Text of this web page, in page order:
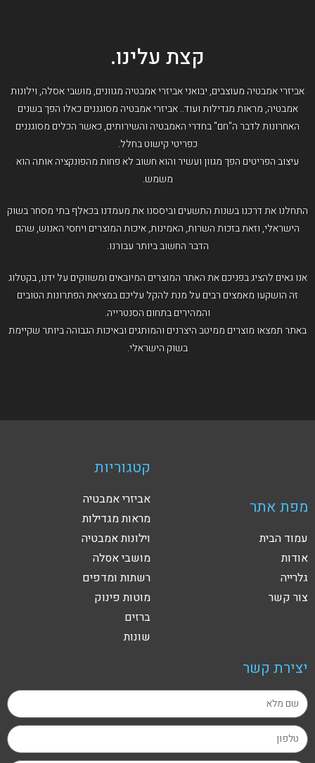
קצת עלינו.
אביזרי אמבטיה מעוצבים, יבואני אביזרי אמבטיה מגוונים, מושבי אסלה, וילונות
אמבטיה, מראות מגדילות ועוד.. אביזרי אמבטיה מסוגננים כאלו הפך בשנים
האחרונות לדבר ה"חם" בחדרי האמבטיה והשירותים, כאשר הכלים מסוגננים
כפריטי קישוט בחלל.
עיצוב הפריטים הפך מגוון ועשיר והוא חשוב לא פחות מהפונקציה אותה הוא
משמש.
התחלנו את דרכנו בשנות התשעים וביססנו את מעמדנו בכאלף בתי מסחר בשוק
הישראלי, וזאת בזכות השרות, האמינות, איכות המוצרים ויחסי האנוש, שהם
הדבר החשוב ביותר עבורנו.
אנו גאים להציג בפניכם את האתר המוצרים המיובאים ומשווקים על ידנו, בקטלוג
זה הושקעו מאמצים רבים על מנת להקל עליכם במציאת הפתרונות הטובים
והמהירים בתחום הסנטרייה.
באתר תמצאו מוצרים ממיטב היצרנים והמותגים ובאיכות הגבוהה ביותר שקיימת
בשוק הישראלי.
מפת אתר
עמוד הבית
אודות
גלרייה
צור קשר
קטגוריות
אביזרי אמבטיה
מראות מגדילות
וילונות אמבטיה
מושבי אסלה
רשתות ומדפים
מוטות פינוק
ברזים
שונות
יצירת קשר